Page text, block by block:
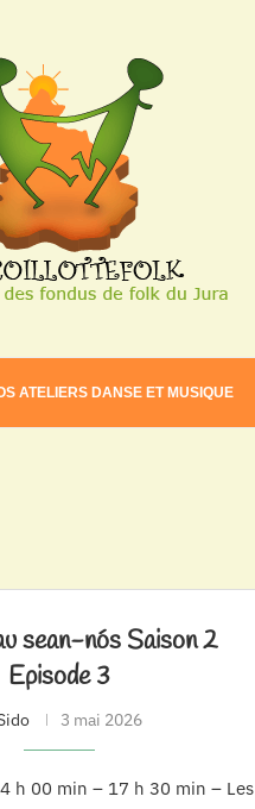
ATELIERS DANSE ET MUSIQUE
sean-nós Saison 2
Episode 3
3 mai 2026
h 00 min – 17 h 30 min – Les